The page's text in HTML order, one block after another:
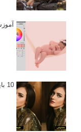
10 باید و نباید در روتوش عکس ها